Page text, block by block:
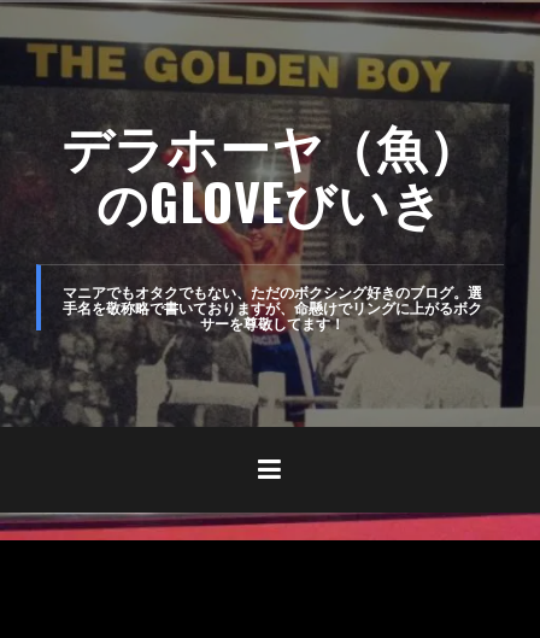
ン
キ
プ
デラホーヤ（魚）
のGLOVEびいき
マニアでもオタクでもない、ただのボクシング好きのブログ。選
手名を敬称略で書いておりますが、命懸けでリングに上がるボク
サーを尊敬してます！